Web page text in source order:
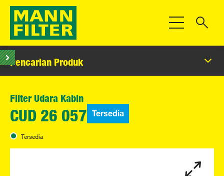
Beralih
Pencarian Produk
Filter Udara Kabin
CUD 26 057 Tersedia
Tersedia